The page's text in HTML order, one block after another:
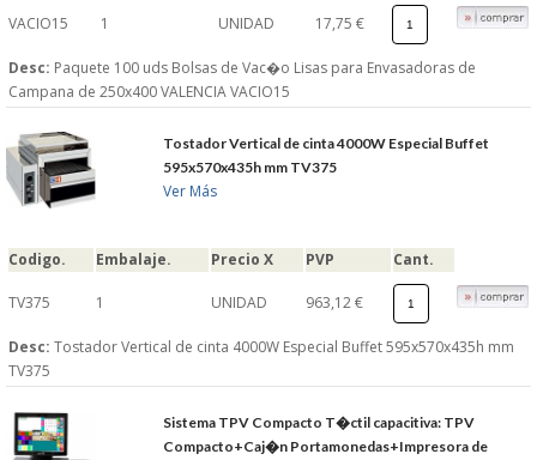
VACIO15 1 UNIDAD 17,75 €
Desc: Paquete 100 uds Bolsas de Vac�o Lisas para Envasadoras de
Campana de 250x400 VALENCIA VACIO15
Tostador Vertical de cinta 4000W Especial Buffet
595x570x435h mm TV375
Ver Más
Codigo. Embalaje. Precio X PVP Cant.
TV375 1 UNIDAD 963,12 €
Desc: Tostador Vertical de cinta 4000W Especial Buffet 595x570x435h mm
TV375
Sistema TPV Compacto T�ctil capacitiva: TPV
Compacto+Caj�n Portamonedas+Impresora de